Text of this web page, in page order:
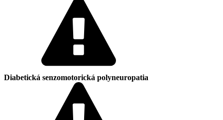
Diabetická senzomotorická polyneuropatia